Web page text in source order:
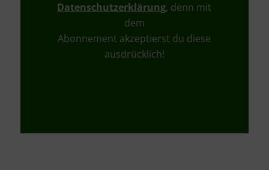
Datenschutzerklärung, denn mit
dem
Abonnement akzeptierst du diese
ausdrücklich!